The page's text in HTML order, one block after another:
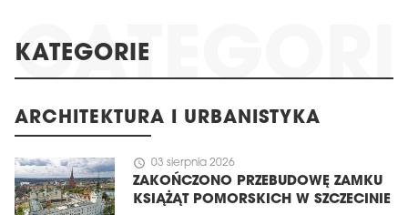
KATEGORIE
ARCHITEKTURA I URBANISTYKA
schedule 03 sierpnia 2026
ZAKOŃCZONO PRZEBUDOWĘ ZAMKU
KSIĄŻĄT POMORSKICH W SZCZECINIE